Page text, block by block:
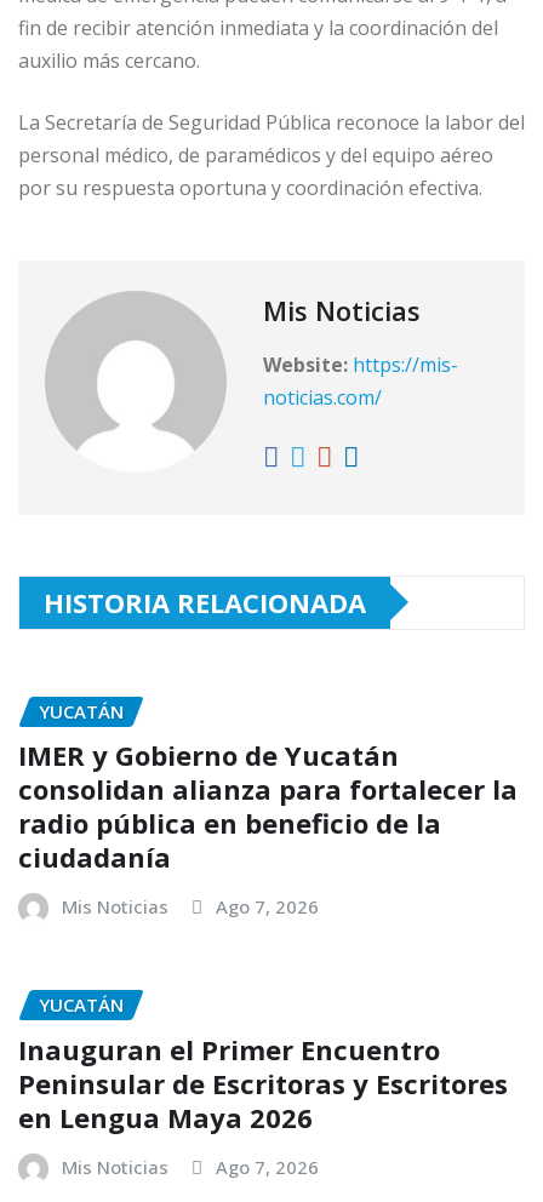
fin de recibir atención inmediata y la coordinación del
auxilio más cercano.
La Secretaría de Seguridad Pública reconoce la labor del
personal médico, de paramédicos y del equipo aéreo
por su respuesta oportuna y coordinación efectiva.
Mis Noticias
Website: https://mis-
noticias.com/
HISTORIA RELACIONADA
YUCATÁN
IMER y Gobierno de Yucatán
consolidan alianza para fortalecer la
radio pública en beneficio de la
ciudadanía
Mis Noticias Ago 7, 2026
YUCATÁN
Inauguran el Primer Encuentro
Peninsular de Escritoras y Escritores
en Lengua Maya 2026
Mis Noticias Ago 7, 2026